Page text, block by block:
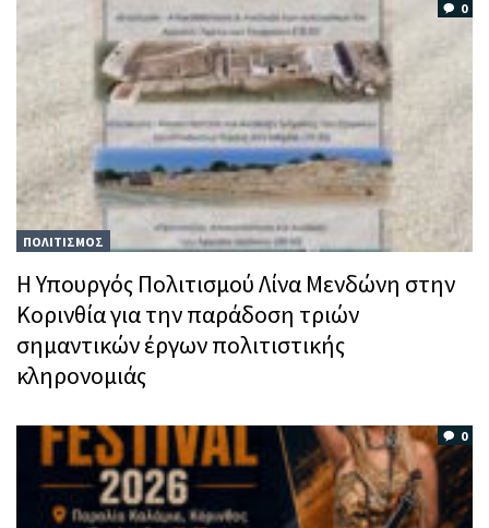
0
ΠΟΛΙΤΙΣΜΟΣ
Η Υπουργός Πολιτισμού Λίνα Μενδώνη στην
Κορινθία για την παράδοση τριών
σημαντικών έργων πολιτιστικής
κληρονομιάς
0